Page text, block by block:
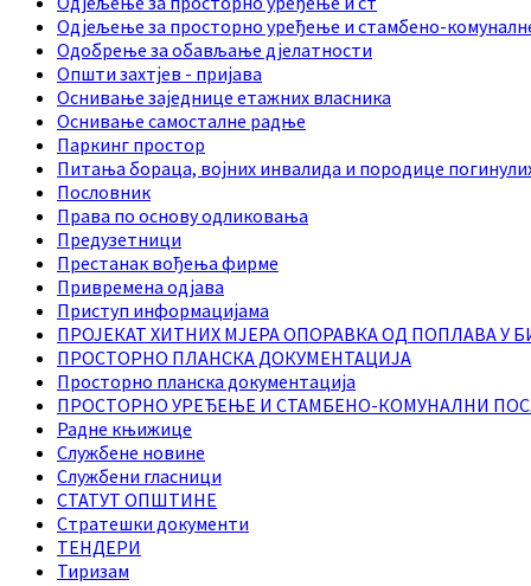
Одјељење за просторно уређење и стамбено-
Одобрење за обављање дјелатности
Општи захтјев - пријава
Оснивање заједнице етажних власника
Оснивање самосталне радње
Паркинг простор
Питања бораца, војних инвалида и породице
Пословник
Права по основу одликовања
Предузетници
Престанак вођења фирме
Привремена одјава
Приступ информацијама
ПРОЈЕКАТ ХИТНИХ МЈЕРА ОПОРАВКА ОД ПОПЛАВА У
ПРОСТОРНО ПЛАНСКА ДОКУМЕНТАЦИЈА
Просторно планска документација
ПРОСТОРНО УРЕЂЕЊЕ И СТАМБЕНО-КОМУНАЛНИ
Радне књижице
Службене новине
Службени гласници
СТАТУТ ОПШТИНЕ
Стратешки документи
ТЕНДЕРИ
Тиризам